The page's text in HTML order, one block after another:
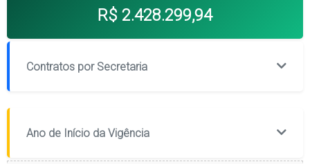
R$ 2.428.299,94
Contratos por Secretaria
Ano de Início da Vigência